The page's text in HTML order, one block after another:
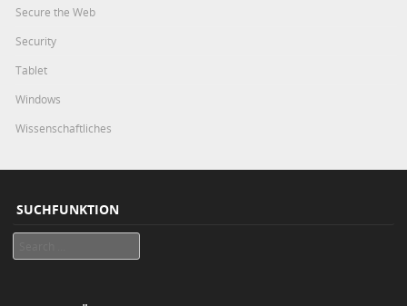
Secure the Web
Security
Tablet
Windows
Wissenschaftliches
SUCHFUNKTION